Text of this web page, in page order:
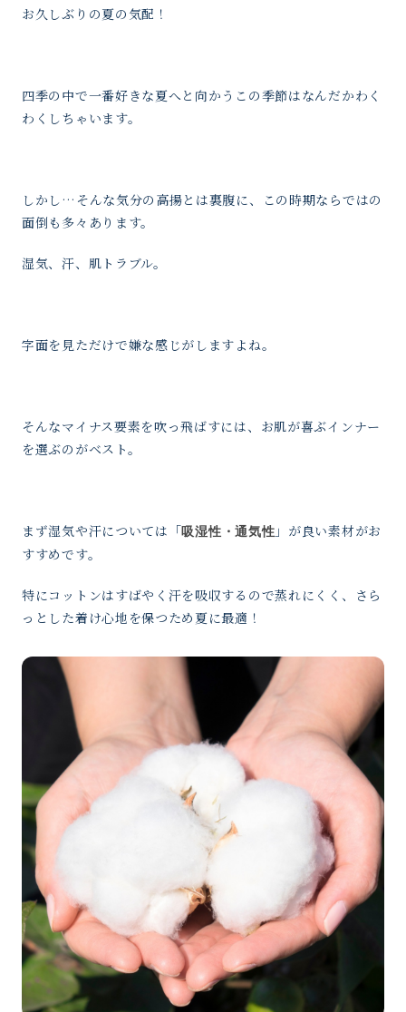
お久しぶりの夏の気配！
四季の中で一番好きな夏へと向かうこの季節はなんだかわく
わくしちゃいます。
しかし…そんな気分の高揚とは裏腹に、この時期ならではの
面倒も多々あります。
湿気、汗、肌トラブル。
字面を見ただけで嫌な感じがしますよね。
そんなマイナス要素を吹っ飛ばすには、お肌が喜ぶインナー
を選ぶのがベスト。
まず湿気や汗については「吸湿性・通気性 」が良い素材がお
すすめです。
特にコットンはすばやく汗を吸収するので蒸れにくく、さら
っとした着け心地を保つため夏に最適！